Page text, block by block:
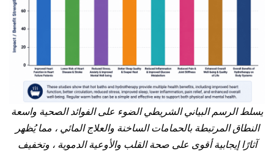
يسلط الرسم البياني الشريطي الضوء على الفوائد الصحية واسعة
النطاق المرتبطة بالحمامات الساخنة والعلاج المائي ، مما يُظهر
آثارًا إيجابية أقوى على صحة القلب والأوعية الدموية ، وتخفيف